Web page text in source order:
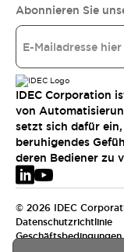
Abonnieren Sie
IDEC Corporation
von
setzt sich dafür
beruhigendes
deren Bediener zu
© 2026 IDEC
Datenschutzrichtlinie
Geschäftsbedingungen